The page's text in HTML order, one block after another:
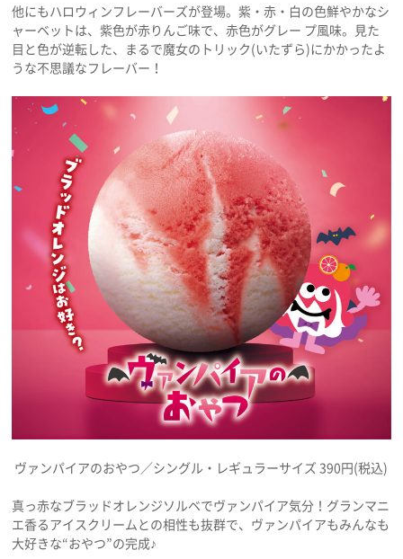
他にもハロウィンフレーバーズが登場。紫・赤・白の色鮮やかなシ
ャーベットは、紫色が赤りんご味で、赤色がグレー プ風味。見た
目と色が逆転した、まるで魔女のトリック(いたずら)にかかったよ
うな不思議なフレーバー！
ヴァンパイアのおやつ／シングル・レギュラーサイズ 390円(税込)
真っ赤なブラッドオレンジソルベでヴァンパイア気分！グランマニ
エ香るアイスクリームとの相性も抜群で、ヴァンパイアもみんなも
大好きな“おやつ”の完成♪